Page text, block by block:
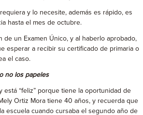
y lo necesite, además es rápido, es
hasta el mes de octubre.
de un Examen Único, y al haberlo aprobado,
esperar a recibir su certificado de primaria o
el caso.
no los papeles
está “feliz” porque tiene la oportunidad de
Ortiz Mora tiene 40 años, y recuerda que
escuela cuando cursaba el segundo año de